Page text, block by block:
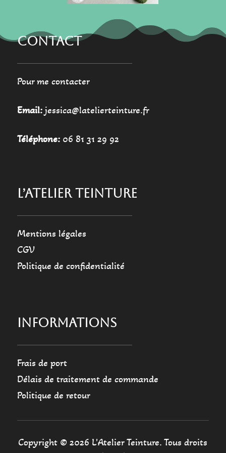
produit
CONTACT
Pour me contacter
Email:jessica@latelierteinture.fr
Téléphone:06 81 31 29 92
L’ATELIER TEINTURE
Mentions légales
CGV
Politique de confidentialité
INFORMATIONS
Frais de port
Délais de traitement de commande
Politique de retour
Copyright © 2026 L'Atelier Teinture. Tous droits